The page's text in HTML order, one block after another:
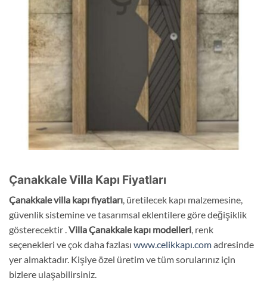
ÇanakkaleVilla Kapı Fiyatları
Çanakkale villa kapı fiyatları, üretilecek kapı malzemesine,
güvenlik sistemine ve tasarımsal eklentilere göre değişiklik
gösterecektir .VillaÇanakkalekapı modelleri, renk
seçenekleri ve çok daha fazlası www.celikkapı.comadresinde
yer almaktadır. Kişiye özel üretim ve tüm sorularınız için
bizlere ulaşabilirsiniz.